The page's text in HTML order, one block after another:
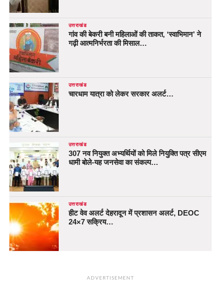
उत्तराखंड
गांव की बेकरी बनी महिलाओं की ताकत, ‘स्वाभिमान’ ने
गढ़ी आत्मनिर्भरता की मिसाल…
उत्तराखंड
चारधाम यात्रा को लेकर सरकार अलर्ट…
उत्तराखंड
307 नव नियुक्त अभ्यर्थियों को मिले नियुक्ति पत्र सीएम
धामी बोले-यह जनसेवा का संकल्प…
उत्तराखंड
हीट वेव अलर्ट देहरादून में प्रशासन अलर्ट, DEOC
24×7 सक्रिय…
ADVERTISEMENT